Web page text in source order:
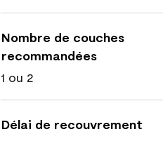
Nombre de couches
recommandées
1 ou 2
Délai de recouvrement